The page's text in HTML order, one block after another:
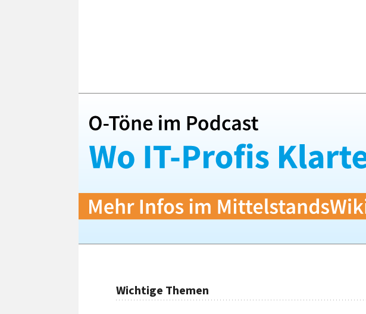
Wichtige Themen